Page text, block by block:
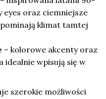
eyes oraz ciemniejsze
klimat tamtej
– kolorowe akcenty oraz
idealnie wpisują się w
szerokie możliwości